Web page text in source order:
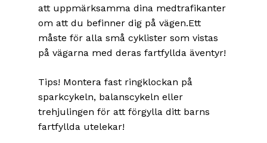
att uppmärksamma dina medtrafikanter
om att du befinner dig på vägen.Ett
måste för alla små cyklister som vistas
på vägarna med deras fartfyllda äventyr!
Tips! Montera fast ringklockan på
sparkcykeln, balanscykeln eller
trehjulingen för att förgylla ditt barns
fartfyllda utelekar!